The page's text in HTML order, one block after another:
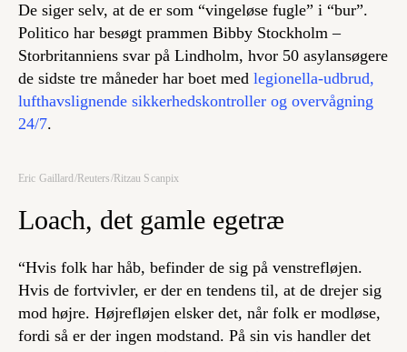
De siger selv, at de er som “vingeløse fugle” i “bur”.
Politico har besøgt prammen Bibby Stockholm –
Storbritanniens svar på Lindholm, hvor 50 asylansøgere
de sidste tre måneder har boet med legionella-udbrud,
lufthavslignende sikkerhedskontroller og overvågning
24/7.
Eric Gaillard/Reuters/Ritzau Scanpix
Loach, det gamle egetræ
“Hvis folk har håb, befinder de sig på venstrefløjen.
Hvis de fortvivler, er der en tendens til, at de drejer sig
mod højre. Højrefløjen elsker det, når folk er modløse,
fordi så er der ingen modstand. På sin vis handler det